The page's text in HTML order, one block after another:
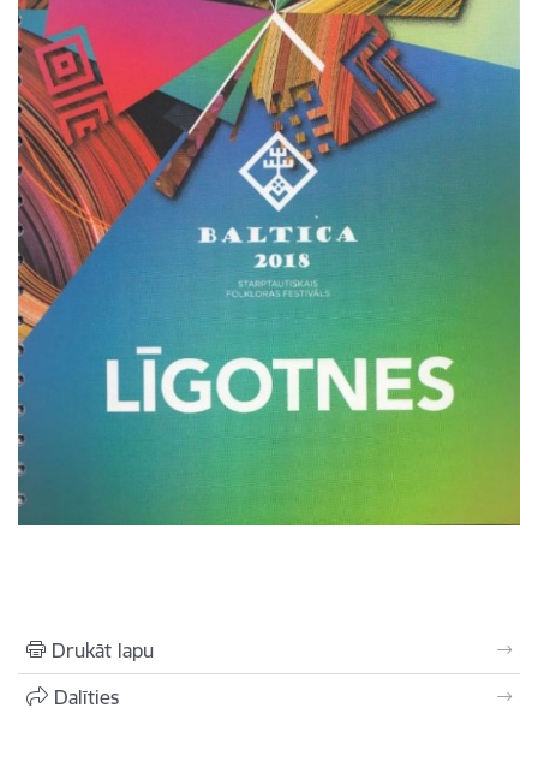
Drukāt lapu
Dalīties